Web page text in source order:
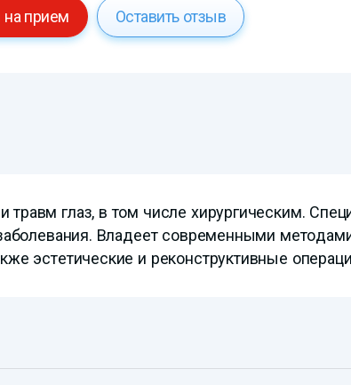
на прием Оставить отзыв
глаз, в том числе хирургическим.
Владеет современными
эстетические и реконструктивные